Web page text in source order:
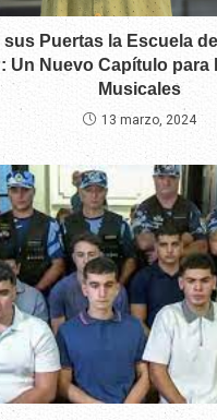
Puertas la Escuela
Un Nuevo Capítulo para
Musicales
13 marzo, 2024